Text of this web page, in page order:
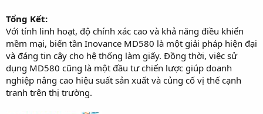
Tổng Kết:
Với tính linh hoạt, độ chính xác cao và khả năng điều khiển
mềm mại, biến tần Inovance MD580 là một giải pháp hiện đại
và đáng tin cậy cho hệ thống làm giấy. Đồng thời, việc sử
dụng MD580 cũng là một đầu tư chiến lược giúp doanh
nghiệp nâng cao hiệu suất sản xuất và củng cố vị thế cạnh
tranh trên thị trường.